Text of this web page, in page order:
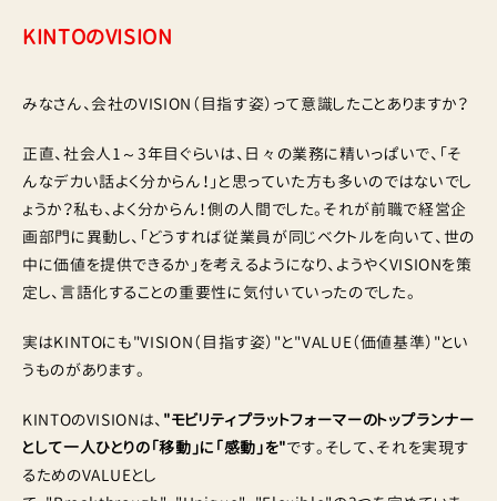
KINTOのVISION
みなさん、会社のVISION（目指す姿）って意識したことありますか？
正直、社会人1～3年目ぐらいは、日々の業務に精いっぱいで、「そ
んなデカい話よく分からん！」と思っていた方も多いのではないでし
ょうか？私も、よく分からん！側の人間でした。それが前職で経営企
画部門に異動し、「どうすれば従業員が同じベクトルを向いて、世の
中に価値を提供できるか」を考えるようになり、ようやくVISIONを策
定し、言語化することの重要性に気付いていったのでした。
実はKINTOにも"VISION（目指す姿）"と"VALUE（価値基準）"とい
うものがあります。
KINTOのVISIONは、 "モビリティプラットフォーマーのトップランナー
として一人ひとりの「移動」に「感動」を"です。そして、それを実現す
るためのVALUEとし